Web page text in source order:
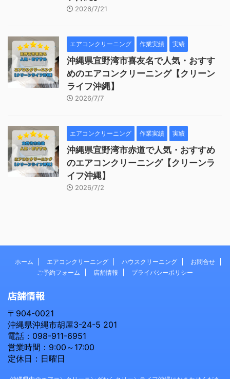
2026/7/21
エアコンクリーニング 作業実績 実績
沖縄県宜野湾市喜友名で人気・おすす
めのエアコンクリーニング【クリーン
ライフ沖縄】
2026/7/7
エアコンクリーニング 作業実績 実績
沖縄県宜野湾市赤道で人気・おすすめ
のエアコンクリーニング【クリーンラ
イフ沖縄】
2026/7/2
ホーム エアコンクリーニング ハウスクリーニング
お問合せ
ご予約フォーム
店舗情報 プライバシーポリシー
店舗情報
〒904-0021
沖縄県沖縄市胡屋3-24-5 201
電話：098-911-6951
営業時間：9:00～17:00
定休日：日曜日